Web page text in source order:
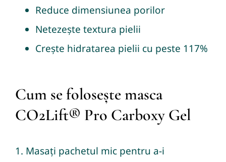
Reduce dimensiunea porilor
Netezește textura pielii
Crește hidratarea pielii cu peste 117%
Cum se folosește masca
CO2Lift® Pro Carboxy Gel
1. Masați pachetul mic pentru a-i